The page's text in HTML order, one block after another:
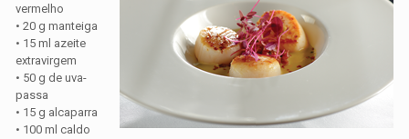
vermelho
• 20 g manteiga
• 15 ml azeite
extravirgem
• 50 g de uva-
passa
• 15 g alcaparra
• 100 ml caldo